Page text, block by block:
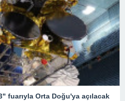
fuarıyla Orta Doğu'ya açılacak